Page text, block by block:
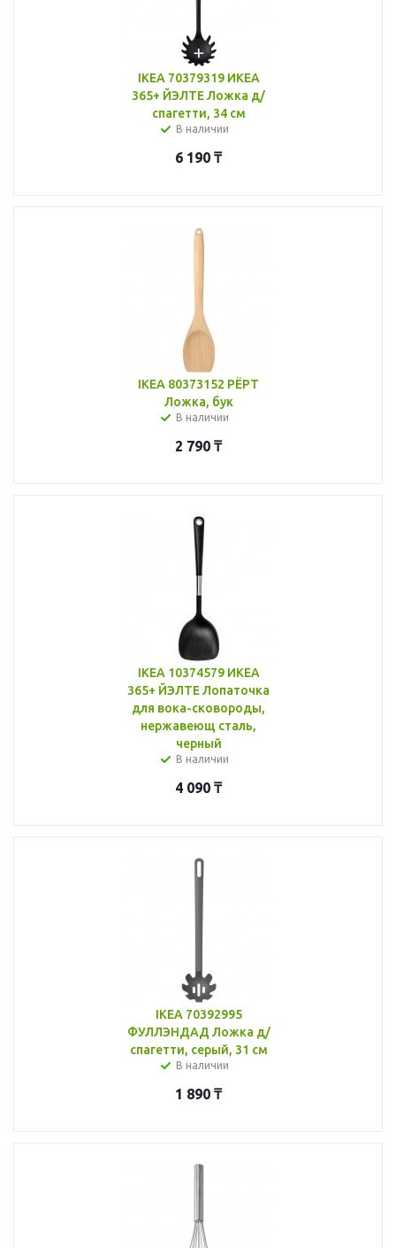
IKEA 70379319 ИКЕА
365+ ЙЭЛТЕ Ложка д/
спагетти, 34 см
В наличии
6 190 ₸
IKEA 80373152 РЁРТ
Ложка, бук
В наличии
2 790 ₸
IKEA 10374579 ИКЕА
365+ ЙЭЛТЕ Лопаточка
для вока-сковороды,
нержавеющ сталь,
черный
В наличии
4 090 ₸
IKEA 70392995
ФУЛЛЭНДАД Ложка д/
спагетти, серый, 31 см
В наличии
1 890 ₸